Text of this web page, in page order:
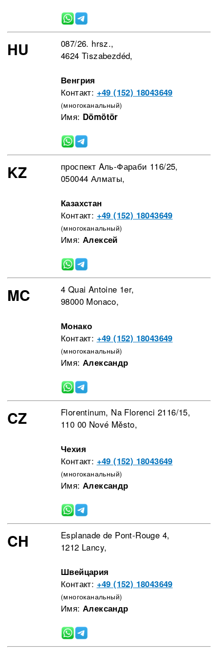
HU
087/26. hrsz.,
4624 Tiszabezdéd,
Венгрия
Контакт: +49 (152) 18043649
(многоканальный)
Имя: Dömötör
KZ
проспект Aль-Фараби 116/25,
050044 Алматы,
Казахстан
Контакт: +49 (152) 18043649
(многоканальный)
Имя: Алексей
MC
4 Quai Antoine 1er,
98000 Monaco,
Монако
Контакт: +49 (152) 18043649
(многоканальный)
Имя: Александр
CZ
Florentinum, Na Florenci 2116/15,
110 00 Nové Město,
Чехия
Контакт: +49 (152) 18043649
(многоканальный)
Имя: Александр
CH
Esplanade de Pont-Rouge 4,
1212 Lancy,
Швейцария
Контакт: +49 (152) 18043649
(многоканальный)
Имя: Александр